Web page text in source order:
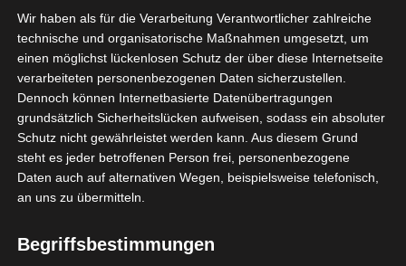
Emma hat sich eine Zimmer-
Veränderung gewünscht und ich
war ich bei der Planung
behilflich.
Es sollte ein gemütiches Zimmer
werden, welches sich an den
Trend „Coastal Granddaughter“
anlehnt. Etwas altmodisch mit
blau & weiß.
Wir haben als für die Verarbeitung Verantwortlicher zahlreiche
technische und organisatorische Maßnahmen umgesetzt, um
einen möglichst lückenlosen Schutz der über diese Internetseite
verarbeiteten personenbezogenen Daten sicherzustellen.
Dennoch können Internetbasierte Datenübertragungen
grundsätzlich Sicherheitslücken aufweisen, sodass ein absoluter
Schutz nicht gewährleistet werden kann. Aus diesem Grund
steht es jeder betroffenen Person frei, personenbezogene
Daten auch auf alternativen Wegen, beispielsweise telefonisch,
an uns zu übermitteln.
Begriffsbestimmungen